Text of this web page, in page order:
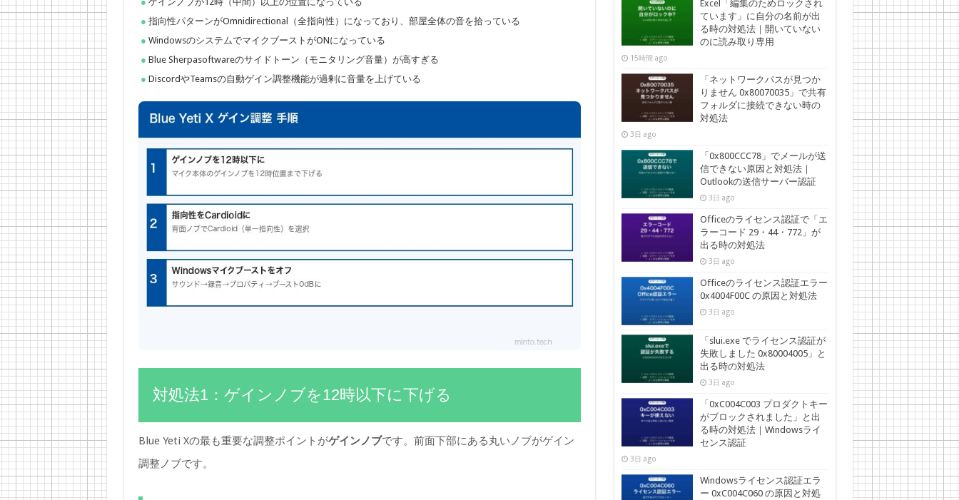
指向性パターンがOmnidirectional（全指向性）になっており、部屋全体の音を拾っている
WindowsのシステムでマイクブーストがONになっている
Blue Sherpasoftwareのサイドトーン（モニタリング音量）が高すぎる
DiscordやTeamsの自動ゲイン調整機能が過剰に音量を上げている
対処法1：ゲインノブを12時以下に下げる
Blue Yeti Xの最も重要な調整ポイントがゲインノブです。前面下部にある丸いノブがゲイン
調整ノブです。
Excel「編集のためロックされ
ています」に自分の名前が出
る時の対処法｜開いていない
のに読み取り専用
15時間 ago
「ネットワークパスが見つか
りません 0x80070035」で共有
フォルダに接続できない時の
対処法
3日 ago
「0x800CCC78」でメールが送
信できない原因と対処法｜
Outlookの送信サーバー認証
3日 ago
Officeのライセンス認証で「エ
ラーコード 29・44・772」が
出る時の対処法
3日 ago
Officeのライセンス認証エラー
0x4004F00C の原因と対処法
3日 ago
「slui.exe でライセンス認証が
失敗しました 0x80004005」と
出る時の対処法
3日 ago
「0xC004C003 プロダクトキー
がブロックされました」と出
る時の対処法｜Windowsライ
センス認証
3日 ago
Windowsライセンス認証エラ
ー 0xC004C060 の原因と対処